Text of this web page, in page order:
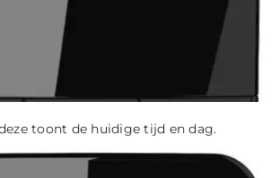
toont de huidige tijd en dag.